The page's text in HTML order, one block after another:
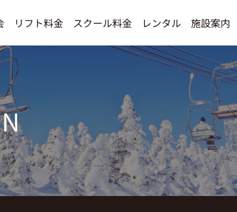
リフト料金 スクール料金 レンタル 施設案内